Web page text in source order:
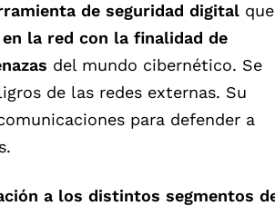
de seguridad digital que
la red con la finalidad de
del mundo cibernético. Se
de las redes externas. Su
para defender a
a los distintos segmentos